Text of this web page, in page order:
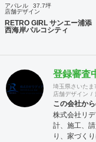
アパレル
37.7坪
店舗デザイン
RETRO GIRL サンエー浦添
西海岸パルコシティ
登録審査
埼玉県さいた
店舗デザイン
この会社か
株式会社リ
計、施工、
り、家づく